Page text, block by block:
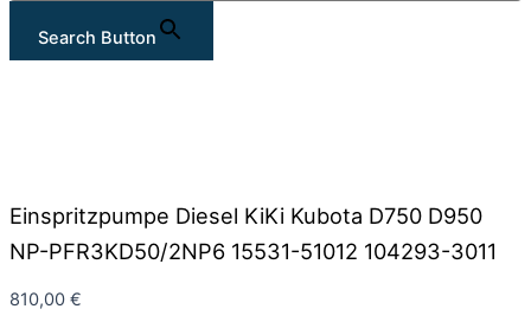
Search Button
Einspritzpumpe Diesel KiKi Kubota D750 D950
NP-PFR3KD50/2NP6 15531-51012 104293-3011
810,00 €